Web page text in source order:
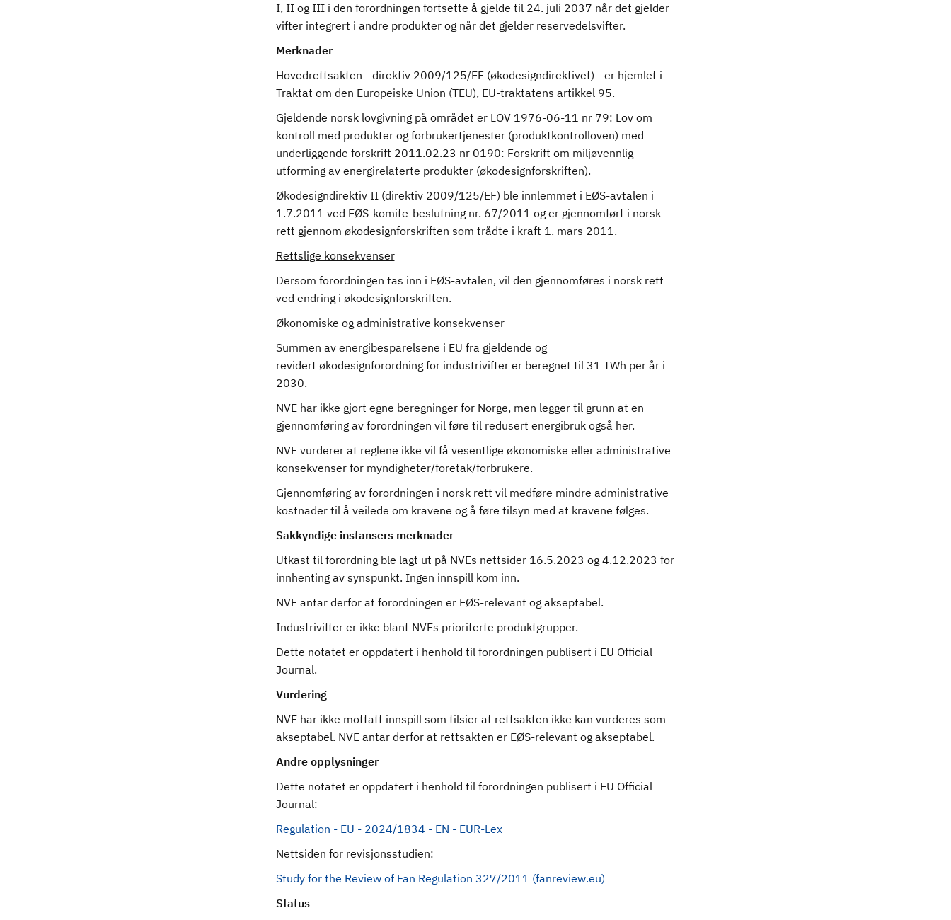
I, II og III i den forordningen fortsette å gjelde til 24. juli 2037 når det gjelder
vifter integrert i andre produkter og når det gjelder reservedelsvifter.
Merknader
Hovedrettsakten - direktiv 2009/125/EF (økodesigndirektivet) - er hjemlet i
Traktat om den Europeiske Union (TEU), EU-traktatens artikkel 95.
Gjeldende norsk lovgivning på området er LOV 1976-06-11 nr 79: Lov om
kontroll med produkter og forbrukertjenester (produktkontrolloven) med
underliggende forskrift 2011.02.23 nr 0190: Forskrift om miljøvennlig
utforming av energirelaterte produkter (økodesignforskriften).
Økodesigndirektiv II (direktiv 2009/125/EF) ble innlemmet i EØS-avtalen i
1.7.2011 ved EØS-komite-beslutning nr. 67/2011 og er gjennomført i norsk
rett gjennom økodesignforskriften som trådte i kraft 1. mars 2011.
Rettslige konsekvenser
Dersom forordningen tas inn i EØS-avtalen, vil den gjennomføres i norsk rett
ved endring i økodesignforskriften.
Økonomiske og administrative konsekvenser
Summen av energibesparelsene i EU fra gjeldende og
revidert økodesignforordning for industrivifter er beregnet til 31 TWh per år i
2030.
NVE har ikke gjort egne beregninger for Norge, men legger til grunn at en
gjennomføring av forordningen vil føre til redusert energibruk også her.
NVE vurderer at reglene ikke vil få vesentlige økonomiske eller administrative
konsekvenser for myndigheter/foretak/forbrukere.
Gjennomføring av forordningen i norsk rett vil medføre mindre administrative
kostnader til å veilede om kravene og å føre tilsyn med at kravene følges.
Sakkyndige instansers merknader
Utkast til forordning ble lagt ut på NVEs nettsider 16.5.2023 og 4.12.2023 for
innhenting av synspunkt. Ingen innspill kom inn.
NVE antar derfor at forordningen er EØS-relevant og akseptabel.
Industrivifter er ikke blant NVEs prioriterte produktgrupper.
Dette notatet er oppdatert i henhold til forordningen publisert i EU Official
Journal.
Vurdering
NVE har ikke mottatt innspill som tilsier at rettsakten ikke kan vurderes som
akseptabel. NVE antar derfor at rettsakten er EØS-relevant og akseptabel.
Andre opplysninger
Dette notatet er oppdatert i henhold til forordningen publisert i EU Official
Journal:
Regulation - EU - 2024/1834 - EN - EUR-Lex
Nettsiden for revisjonsstudien:
Study for the Review of Fan Regulation 327/2011 (fanreview.eu)
Status